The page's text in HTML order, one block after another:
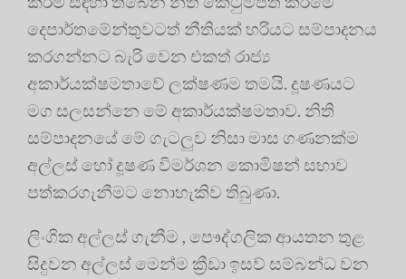
දෙපාර්තමේන්තුවටත් නීතියක් හරියට සම්පාදනය
කරගන්නට බැරි වෙන එකත් රාජ්‍ය
අකාර්යක්ෂමතාවේ ලක්ෂණම තමයි. දූෂණයට
මග සලසන්නෙ මේ අකාර්යක්ෂමතාව. නිති
සම්පාදනයේ මේ ගැටලුව නිසා මාස ගණනක්ම
අල්ලස් හෝ දූෂණ විමර්ශන කොමිෂන් සභාව
පත්කරගැනීමට නොහැකිව තිබුණා.
ලිංගික අල්ලස් ගැනීම , පෞද්ගලික ආයතන තුළ
සිදුවන අල්ලස් මෙන්ම ක්‍රීඩා ඉසව් සම්බන්ධ වන